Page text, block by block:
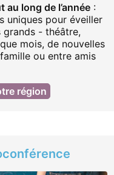
long de l’année :
uniques pour éveiller
- théâtre,
mois, de nouvelles
ou entre amis
région